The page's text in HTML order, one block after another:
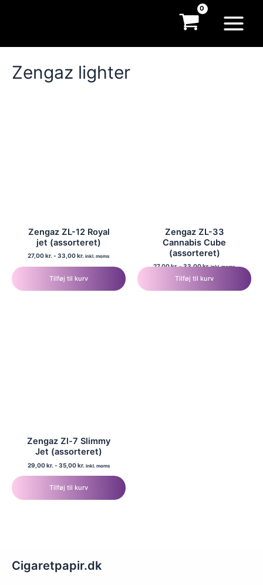
Main
Zengaz lighter
Zengaz ZL-12 Royal
jet (assorteret)
27,00kr. - 33,00kr. inkl. moms
Tilføj til kurv
Zengaz ZL-33
Cannabis Cube
(assorteret)
27,00kr.-33,00kr. inkl. moms
Tilføj til kurv
Zengaz Zl-7 Slimmy
Jet (assorteret)
29,00kr. - 35,00kr. inkl. moms
Tilføj til kurv
Cigaretpapir.dk